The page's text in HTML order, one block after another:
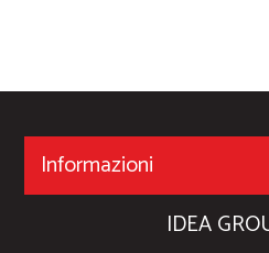
Informazioni
IDEA